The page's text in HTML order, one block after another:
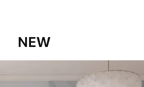
NEW